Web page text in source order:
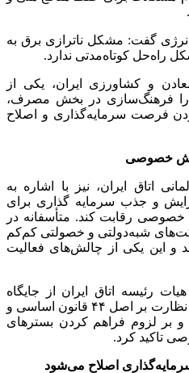
انرژی گفت: مشکل ناترازی برق به
کوتاه‌مدتی ندارد.
و کشاورزی ایران، یکی از
را فرهنگ‌سازی در بخش مصرف،
فرصت سرمایه‌گذاری و اصلاح
خصوصی
اتاق ایران، نیز با اشاره به
و جذب سرمایه گذاری برای
خصوصی رقابت کند. متأسفانه در
شبه‌دولتی و خصولتی کم‌کم
این یکی از چالش‌های فعالیت
رئیسه اتاق ایران از جایگاه
کمیسیون ویژه حمایت از تولید و نظارت بر اصل ۴۴ قانون اساسی و
بر لزوم فراهم کردن بستر‌های
تاکید کرد.
اصلاح می‌شود